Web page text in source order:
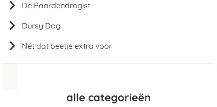
alle categorieën
De Paardendrogist
Dursy Dog
Nét dat beetje extra voor